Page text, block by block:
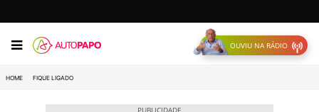
OUVIU NA RÁDIO
HOME FIQUE LIGADO